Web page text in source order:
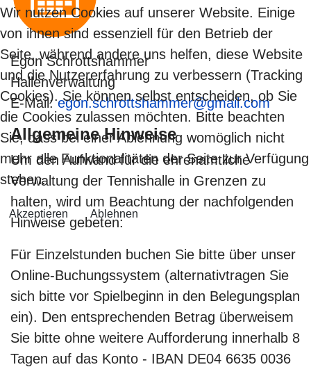
Egon Schrottshammer
Hallenverwaltung
E-Mail:egon.schrottshammer@gmail.com
Allgemeine Hinweise
Um den Aufwand für die ehrenamtliche
Verwaltung der Tennishalle in Grenzen zu
halten, wird um Beachtung der nachfolgenden
Hinweise gebeten:
Für Einzelstunden buchen Sie bitte über unser
Online-Buchungssystem (alternativtragen Sie
sich bitte vor Spielbeginn in den Belegungsplan
ein). Den entsprechenden Betrag überweisem
Sie bitte ohne weitere Aufforderung innerhalb 8
Tagen auf das Konto - IBAN DE04 6635 0036
Wir nutzen Cookies auf unserer Website. Einige
von ihnen sind essenziell für den Betrieb der
Seite, während andere uns helfen, diese Website
und die Nutzererfahrung zu verbessern (Tracking
Cookies). Sie können selbst entscheiden, ob Sie
die Cookies zulassen möchten. Bitte beachten
Sie, dass bei einer Ablehnung womöglich nicht
mehr alle Funktionalitäten der Seite zur Verfügung
stehen.
Akzeptieren Ablehnen